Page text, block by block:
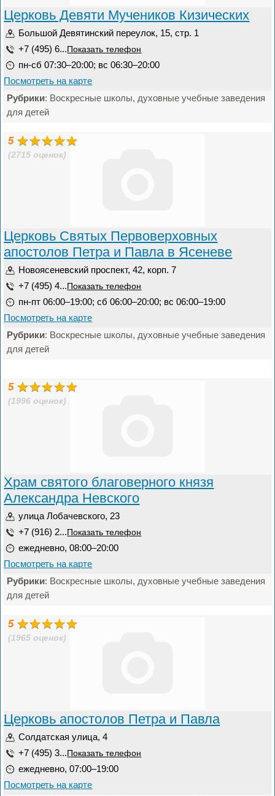
Церковь Девяти Мучеников Кизических
Большой Девятинский переулок, 15, стр. 1
+7 (495) 6... Показать телефон
пн-сб 07:30–20:00; вс 06:30–20:00
Посмотреть на карте
Рубрики: Воскресные школы, духовные учебные заведения
для детей
5
(2715 оценок)
Церковь Святых Первоверховных
апостолов Петра и Павла в Ясеневе
Новоясеневский проспект, 42, корп. 7
+7 (495) 4... Показать телефон
пн-пт 06:00–19:00; сб 06:00–20:00; вс 06:00–19:00
Посмотреть на карте
Рубрики: Воскресные школы, духовные учебные заведения
для детей
5
(1996 оценок)
Храм святого благоверного князя
Александра Невского
улица Лобачевского, 23
+7 (916) 2... Показать телефон
ежедневно, 08:00–20:00
Посмотреть на карте
Рубрики: Воскресные школы, духовные учебные заведения
для детей
5
(1965 оценок)
Церковь апостолов Петра и Павла
Солдатская улица, 4
+7 (495) 3... Показать телефон
ежедневно, 07:00–19:00
Посмотреть на карте